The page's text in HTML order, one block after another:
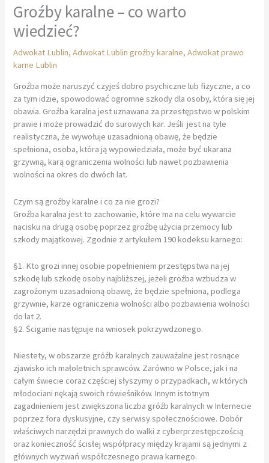
Groźby karalne – co warto
wiedzieć?
Adwokat Lublin,Adwokat Lublin groźby karalne,Adwokat prawo
karne Lublin
Groźba może naruszyć czyjeś dobro psychiczne lub fizyczne, a co
za tym idzie, spowodować ogromne szkody dla osoby, która się jej
obawia. Groźba karalna jest uznawana za przestępstwo w polskim
prawie i może prowadzić do surowych kar. Jeśli jest na tyle
realistyczna, że wywołuje uzasadnioną obawę, że będzie
spełniona, osoba, która ją wypowiedziała, może być ukarana
grzywną, karą ograniczenia wolności lub nawet pozbawienia
wolności na okres do dwóch lat.
Czym są groźby karalne i co za nie grozi?
Groźba karalna jest to zachowanie, które ma na celu wywarcie
nacisku na drugą osobę poprzez groźbę użycia przemocy lub
szkody majątkowej. Zgodnie z artykułem 190 kodeksu karnego:
§1. Kto grozi innej osobie popełnieniem przestępstwa na jej
szkodę lub szkodę osoby najbliższej, jeżeli groźba wzbudza w
zagrożonym uzasadnioną obawę, że będzie spełniona, podlega
grzywnie, karze ograniczenia wolności albo pozbawienia wolności
do lat 2.
§2. Ściganie następuje na wniosek pokrzywdzonego.
Niestety, w obszarze gróźb karalnych zauważalne jest rosnące
zjawisko ich małoletnich sprawców. Zarówno w Polsce, jak i na
całym świecie coraz częściej słyszymy o przypadkach, w których
młodociani nękają swoich rówieśników. Innym istotnym
zagadnieniem jest zwiększona liczba gróźb karalnych w Internecie
poprzez fora dyskusyjne, czy serwisy społecznościowe. Dobór
właściwych narzędzi prawnych do walki z cyberprzestępczością
oraz konieczność ścisłej współpracy między krajami są jednymi z
głównych wyzwań współczesnego prawa karnego.